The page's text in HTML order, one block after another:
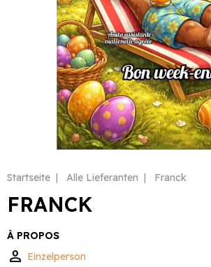
Startseite Alle Lieferanten Franck
FRANCK
À PROPOS
person Einzelperson